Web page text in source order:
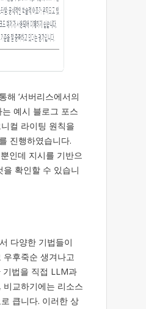
해 ‘서버리스에서의
는 예시 블로그 포스
컬 라이팅 원칙을
진행하였습니다.
인데 지시를 기반으
을 확인할 수 있습니
다양한 기법들이
후죽순 생겨나고
기법을 직접 LLM과
비교하기에는 리소스
큽니다. 이러한 상